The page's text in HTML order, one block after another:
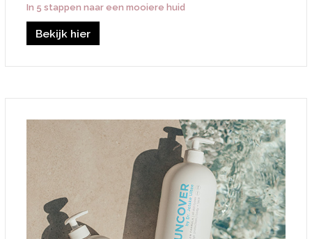
In 5 stappen naar een mooiere huid
Bekijk hier